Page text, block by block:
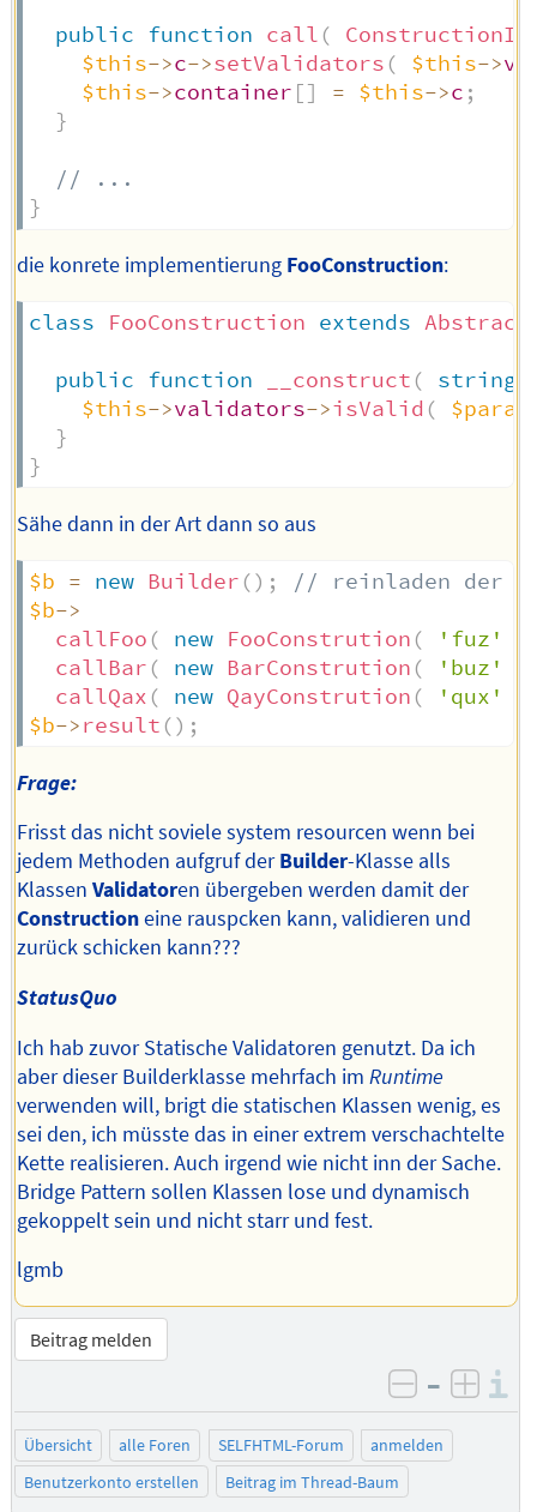
public function call (
$this->c->setValidators ( $this->
$this->container [] = $this->c ;
}
// ...
}
die konrete implementierung FooConstruction:
class FooConstruction extends
public function __construct ( string
$this->validators->isValid (
}
}
Sähe dann in der Art dann so aus
$b = new Builder () ;
// reinladen der
$b->
callFoo ( new FooConstrution ( 'fuz'
callBar ( new BarConstrution ( 'buz'
callQax ( new QayConstrution ( 'qux'
$b->result () ;
Frage:
Frisst das nicht soviele system resourcen wenn bei
jedem Methoden aufgruf derBuilder-Klasse alls
KlassenValidatoren übergeben werden damit der
Constructioneine rauspcken kann, validieren und
zurück schicken kann???
StatusQuo
Ich hab zuvor Statische Validatoren genutzt. Da ich
aber dieser Builderklasse mehrfach imRuntime
verwenden will, brigt die statischen Klassen wenig, es
sei den, ich müsste das in einer extrem verschachtelte
Kette realisieren. Auch irgend wie nicht inn der Sache.
Bridge Pattern sollen Klassen lose und dynamisch
gekoppelt sein und nicht starr und fest.
lgmb
Beitrag melden
negativ
–
Übersicht alle Foren SELFHTML-Forum
anmelden
Benutzerkonto erstellen
Beitrag im Thread-Baum